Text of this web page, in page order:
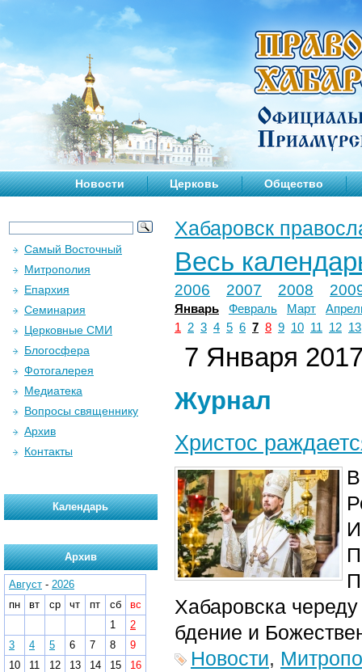
Новости Церковь Общество
Хабаровск
Весь
2006 2007 2008
Январь Февраль Март
1
2 3 4 5 6 7 8 9 10 11 12 13
7 Января 2017
Журнал
Христос
Хабаровска
бдение и
Новости,
Самый Восточный
Митрополия
Епархия
Семинария
Церковные СМИ
Блогосфера
Фотогалерея
Медиатека
Вопросы священнику
Архив
Контакты
Календарь
Архив
Август - 2026
пн
вт ср чт пт сб
вс
1
2
3
4 5 6 7 8
9
10
11 12 13 14 15
16